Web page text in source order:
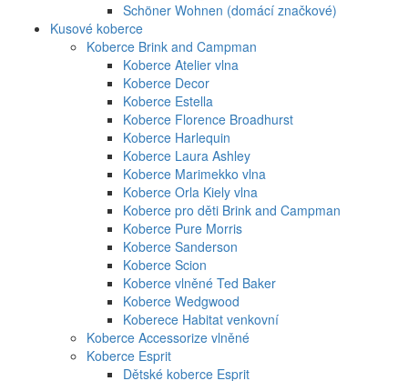
Schöner Wohnen (domácí značkové)
Kusové koberce
Koberce Brink and Campman
Koberce Atelier vlna
Koberce Decor
Koberce Estella
Koberce Florence Broadhurst
Koberce Harlequin
Koberce Laura Ashley
Koberce Marimekko vlna
Koberce Orla Kiely vlna
Koberce pro děti Brink and Campman
Koberce Pure Morris
Koberce Sanderson
Koberce Scion
Koberce vlněné Ted Baker
Koberce Wedgwood
Koberece Habitat venkovní
Koberce Accessorize vlněné
Koberce Esprit
Dětské koberce Esprit